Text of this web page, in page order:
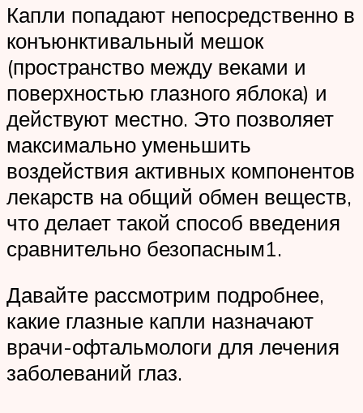
Капли попадают непосредственно в
конъюнктивальный мешок
(пространство между веками и
поверхностью глазного яблока) и
действуют местно. Это позволяет
максимально уменьшить
воздействия активных компонентов
лекарств на общий обмен веществ,
что делает такой способ введения
сравнительно безопасным1.
Давайте рассмотрим подробнее,
какие глазные капли назначают
врачи-офтальмологи для лечения
заболеваний глаз.